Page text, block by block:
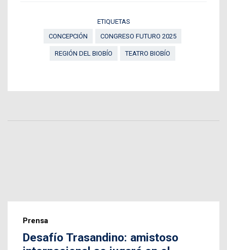
ETIQUETAS
CONCEPCIÓN
CONGRESO FUTURO 2025
REGIÓN DEL BIOBÍO TEATRO BIOBÍO
Prensa
Desafío Trasandino: amistoso